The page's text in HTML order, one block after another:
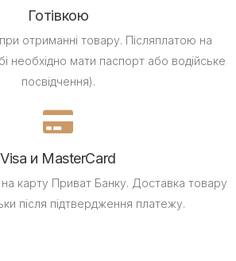
Готівкою
отриманні товару. Післяплатою на
необхідно мати паспорт або водійське
посвідчення).
Visa и MasterCard
карту Приват Банку. Доставка товару
після підтвердження платежу.